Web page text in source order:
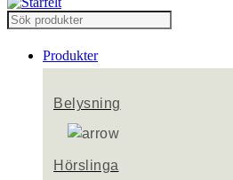
Produkter
Belysning
Hörslinga